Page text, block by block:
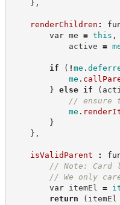
} ,
renderChildren :
var me = this ,
active =
if ( !me .
me .
}
else if (
// ensure
me .
}
} ,
isValidParent :
// Note: Card
// We only
var itemEl =
return
(